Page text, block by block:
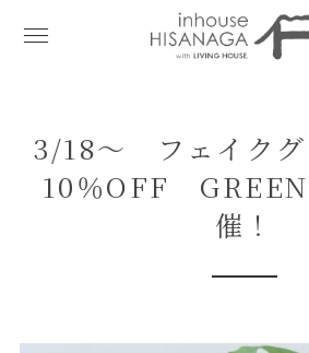
3/18～ フェイクグ
10％OFF
催！